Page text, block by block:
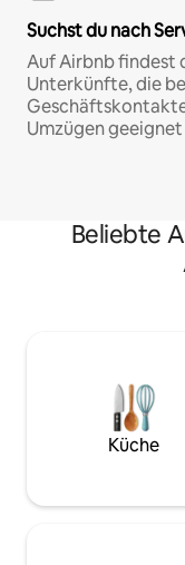
Suchst du nach
Auf Airbnb
Unterkünfte, die
Umzügen geeignet
Beliebte
Küche